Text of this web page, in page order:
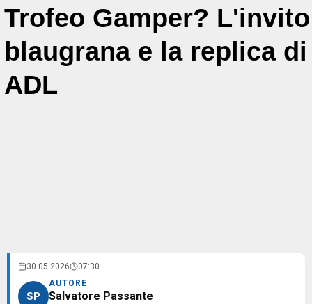
Trofeo Gamper? L'invito
blaugrana e la replica di
ADL
30.05.2026 07:30
SP
AUTORE
Salvatore Passante